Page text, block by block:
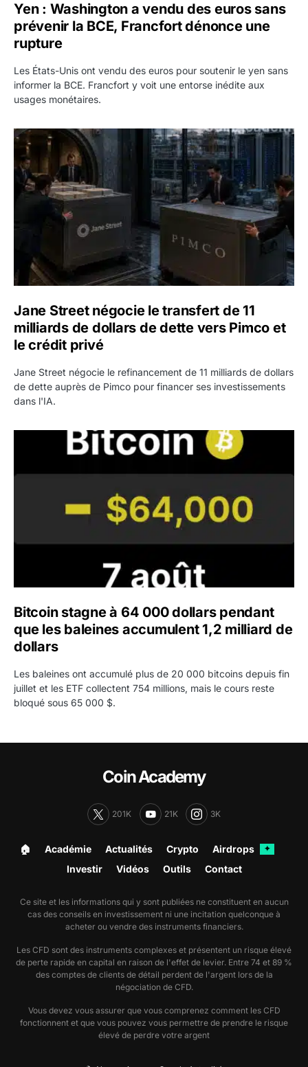
Yen : Washington a vendu des euros sans
prévenir la BCE, Francfort dénonce une
rupture
Les États-Unis ont vendu des euros pour soutenir le yen sans
informer la BCE. Francfort y voit une entorse inédite aux
usages monétaires.
Jane Street négocie le transfert de 11 milliards de
Jane Street négocie le transfert de 11
milliards de dollars de dette vers Pimco et
le crédit privé
Jane Street négocie le refinancement de 11 milliards de dollars
de dette auprès de Pimco pour financer ses investissements
dans l'IA.
Bitcoin stagne à 64 000 dollars pendant que les
Bitcoin stagne à 64 000 dollars pendant
que les baleines accumulent 1,2 milliard de
dollars
Les baleines ont accumulé plus de 20 000 bitcoins depuis fin
juillet et les ETF collectent 754 millions, mais le cours reste
bloqué sous 65 000 $.
Coin Academy
201K 21K 3K
🏠︎ Académie Actualités Crypto Airdrops ✦
Investir Vidéos Outils Contact
Ce site et les informations qui y sont publiées ne constituent en aucun
cas des conseils en investissement ni une incitation quelconque à
acheter ou vendre des instruments financiers.
Les CFD sont des instruments complexes et présentent un risque élevé
de perte rapide en capital en raison de l'effet de levier. Entre 74 et 89 %
des comptes de clients de détail perdent de l'argent lors de la
négociation de CFD.
Vous devez vous assurer que vous comprenez comment les CFD
fonctionnent et que vous pouvez vous permettre de prendre le risque
élevé de perdre votre argent